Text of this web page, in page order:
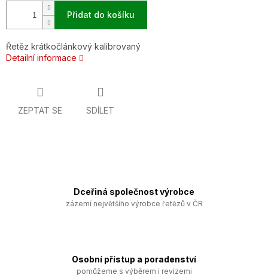
Přidat do košíku
Řetěz krátkočlánkový kalibrovaný
Detailní informace
ZEPTAT SE SDÍLET
Dceřiná společnost výrobce
zázemí největšího výrobce řetězů v ČR
Osobní přístup a poradenství
pomůžeme s výběrem i revizemi